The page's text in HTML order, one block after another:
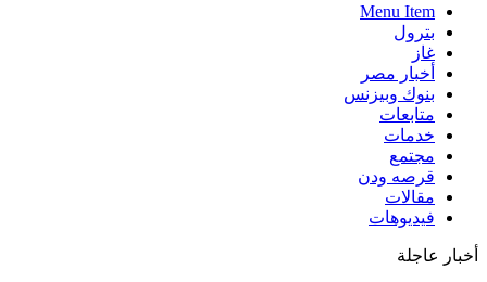
Menu Item
بترول
غاز
أخبار مصر
بنوك وبيزنس
متابعات
خدمات
مجتمع
قرصه ودن
مقالات
فيديوهات
أخبار عاجلة